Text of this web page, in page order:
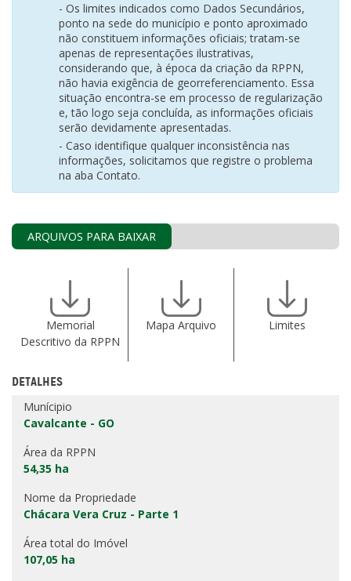
- Os limites indicados como Dados Secundários,
ponto na sede do município e ponto aproximado
não constituem informações oficiais; tratam-se
apenas de representações ilustrativas,
considerando que, à época da criação da RPPN,
não havia exigência de georreferenciamento. Essa
situação encontra-se em processo de regularização
e, tão logo seja concluída, as informações oficiais
serão devidamente apresentadas.
- Caso identifique qualquer inconsistência nas
informações, solicitamos que registre o problema
na aba Contato.
ARQUIVOS PARA BAIXAR
Memorial
Descritivo da RPPN
Mapa Arquivo Limites
DETALHES
Munícipio
Cavalcante - GO
Área da RPPN
54,35 ha
Nome da Propriedade
Chácara Vera Cruz - Parte 1
Área total do Imóvel
107,05 ha